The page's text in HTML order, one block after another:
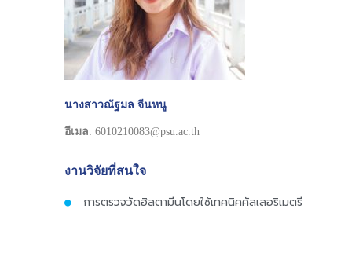
นางสาวณัฐมล จีนหนู
อีเมล: 6010210083@psu.ac.th
งานวิจัยที่สนใจ
การตรวจวัดฮิสตามีนโดยใช้เทคนิคคัลเลอริเมตรี